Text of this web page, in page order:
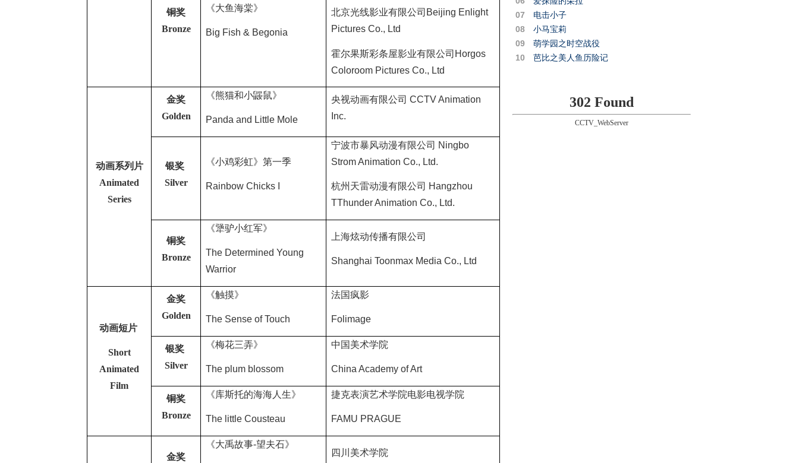
铜奖
Bronze
《大鱼海棠》
Big Fish & Begonia
北京光线影业有限公司 Beijing Enlight
Pictures Co., Ltd
霍尔果斯彩条屋影业有限公司 Horgos
Coloroom Pictures Co., Ltd
动画系列片
Animated
Series
金奖
Golden
《熊猫和小鼹鼠》
Panda and Little Mole
央视动画有限公司 CCTV Animation
Inc.
银奖
Silver
《小鸡彩虹》第一季
Rainbow Chicks I
宁波市暴风动漫有限公司 Ningbo
Strom Animation Co., Ltd.
杭州天雷动漫有限公司 Hangzhou
TThunder Animation Co., Ltd.
铜奖
Bronze
《犟驴小红军》
The Determined Young
Warrior
上海炫动传播有限公司
Shanghai Toonmax Media Co., Ltd
动画短片
Short
Animated
Film
金奖
Golden
《触摸》
The Sense of Touch
法国疯影
Folimage
银奖
Silver
《梅花三弄》
The plum blossom
中国美术学院
China Academy of Art
铜奖
Bronze
《库斯托的海海人生》
The little Cousteau
捷克表演艺术学院电影电视学院
FAMU PRAGUE
金奖
《大禹故事-望夫石》
四川美术学院
07
电击小子
08
小马宝莉
09
萌学园之时空战役
10
芭比之美人鱼历险记
302 Found
CCTV_WebServer